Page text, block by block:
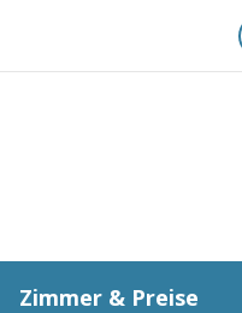
Zimmer & Preise